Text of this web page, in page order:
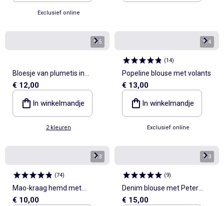
Exclusief online
1/5
Bloesje van plumetis in
luchtig katoen
€ 12,00
In winkelmandje
2 kleuren
1/4
(14)
Popeline blouse met volants
€ 13,00
In winkelmandje
Exclusief online
1/3
(74)
Mao-kraag hemd met
oprolbare mouwen
€ 10,00
1/3
(9)
Denim blouse met Peter
Pan-kraag
€ 15,00